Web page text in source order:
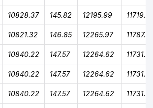
10828.37 145.82 12195.99
10821.32 146.85 12265.97
10840.22 147.57 12264.62
10840.22 147.57 12264.62
10840.22 147.57 12264.62